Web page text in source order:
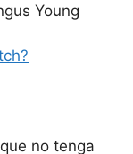
Young
no tenga